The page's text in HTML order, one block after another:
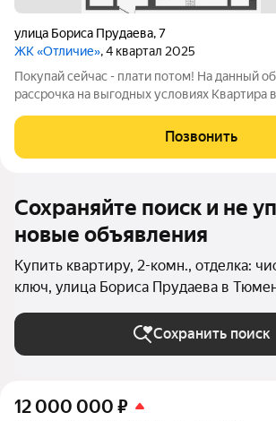
улица Бориса Прудаева,7
ЖК «Отличие», 4 квартал 2025
Покупай сейчас - плати потом! На данный
рассрочка на выгодных условиях Квартира
Предлагаем вам стать владельцем
формата2+ площадью70кв.м в современном
Позвонить
Сохраняйте поиск и не
новые объявления
Купить квартиру, 2-комн., отделка:
ключ, улица Бориса Прудаева в
Сохранить поиск
12 000 000 ₽